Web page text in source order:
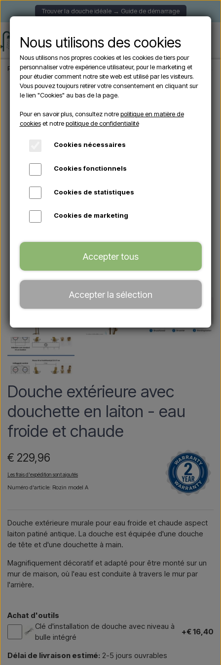
Trouver la douche idéale → Guide de démarrage
Page d'accueil Douche de Jardin Douches murales Douche extérieure
Douche extérieure avec
douchette en laiton - eau
froide et chaude
€ 229,96
Les frais d'expédition sont ajoutés
Numéro d'article: Rozin model A
Douche extérieure murale pour eau froide et chaude aspect
laiton patiné antique. La douche est équipée d'une douche
de tête et d'une douchette à main.
Magnifiquement décoratif et adapté pour être monté sur un
mur de maison, où l'eau est conduite à travers le mur par
l'arrière.
Achat d'outils
Clé d'installation de douche avec niveau à
bulle intégré
+€ 16,40
Délai de livraison estimé: 2-5 jours ouvrables
Nous utilisons des cookies
Nous utilisons nos propres cookies et les cookies de tiers pour
personnaliser votre expérience utilisateur, pour le marketing et
pour étudier comment notre site web est utilisé par les visiteurs.
Vous pouvez toujours retirer votre consentement en cliquant sur
le lien "Cookies" au bas de la page.
Pour en savoir plus, consultez notrepolitique en matière de
cookieset notrepolitique de confidentialité
Cookies nécessaires
Cookies fonctionnels
Cookies de statistiques
Cookies de marketing
Accepter tous
Accepter la sélection